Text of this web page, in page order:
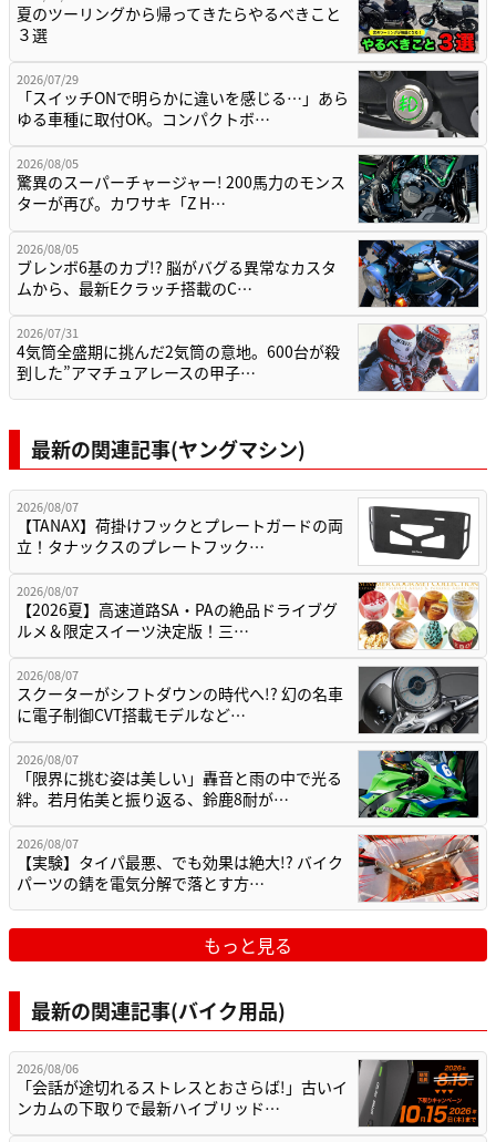
夏のツーリングから帰ってきたらやるべきこと
３選
2026/07/29
「スイッチONで明らかに違いを感じる…」あら
ゆる車種に取付OK。コンパクトボ…
2026/08/05
驚異のスーパーチャージャー! 200馬力のモンス
ターが再び。カワサキ「Z H…
2026/08/05
ブレンボ6基のカブ!? 脳がバグる異常なカスタ
ムから、最新Eクラッチ搭載のC…
2026/07/31
4気筒全盛期に挑んだ2気筒の意地。600台が殺
到した”アマチュアレースの甲子…
最新の関連記事(ヤングマシン)
2026/08/07
【TANAX】荷掛けフックとプレートガードの両
立！タナックスのプレートフック…
2026/08/07
【2026夏】高速道路SA・PAの絶品ドライブグ
ルメ＆限定スイーツ決定版！三…
2026/08/07
スクーターがシフトダウンの時代へ!? 幻の名車
に電子制御CVT搭載モデルなど…
2026/08/07
「限界に挑む姿は美しい」轟音と雨の中で光る
絆。若月佑美と振り返る、鈴鹿8耐が…
2026/08/07
【実験】タイパ最悪、でも効果は絶大!? バイク
パーツの錆を電気分解で落とす方…
もっと見る
最新の関連記事(バイク用品)
2026/08/06
「会話が途切れるストレスとおさらば!」古いイ
ンカムの下取りで最新ハイブリッド…